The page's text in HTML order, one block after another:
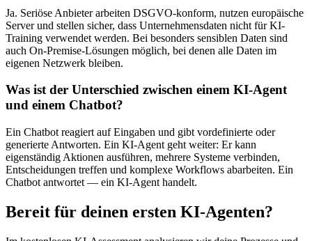
Ja. Seriöse Anbieter arbeiten DSGVO-konform, nutzen europäische
Server und stellen sicher, dass Unternehmensdaten nicht für KI-
Training verwendet werden. Bei besonders sensiblen Daten sind
auch On-Premise-Lösungen möglich, bei denen alle Daten im
eigenen Netzwerk bleiben.
Was ist der Unterschied zwischen einem KI-Agent
und einem Chatbot?
Ein Chatbot reagiert auf Eingaben und gibt vordefinierte oder
generierte Antworten. Ein KI-Agent geht weiter: Er kann
eigenständig Aktionen ausführen, mehrere Systeme verbinden,
Entscheidungen treffen und komplexe Workflows abarbeiten. Ein
Chatbot antwortet — ein KI-Agent handelt.
Bereit für deinen ersten KI-Agenten?